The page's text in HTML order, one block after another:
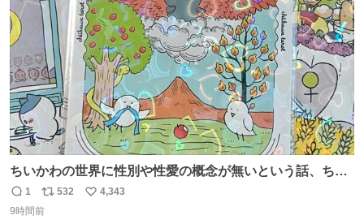
はリプ欄を見てね👇
数
ちいかわの世界に性別や性愛の概念が無いという話、ちい
かわタロットでも恋人・女帝・女教皇あたりは性別を意識
させないように描かれてるんだよね。かなり徹底している
返
信
1
リ
ポ
532
い
4,343
9時間前